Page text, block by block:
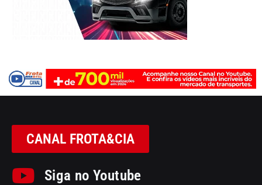
CANAL FROTA&CIA
Siga no Youtube